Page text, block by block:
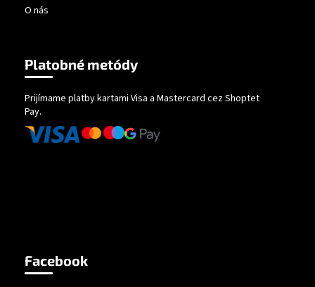
O nás
Platobné metódy
Prijímame platby kartami Visa a Mastercard cez Shoptet
Pay.
Facebook